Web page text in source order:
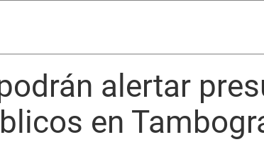
alertar
en